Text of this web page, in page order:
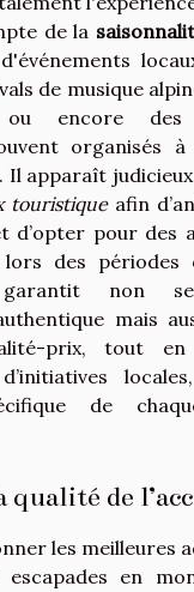
de la
de musique
ou encore des
organisés
Il apparaît
touristiqueafin
d’opter pour des
lors des périodes
garantit non
mais
prix, tout
de
qualité de
les meilleures
en